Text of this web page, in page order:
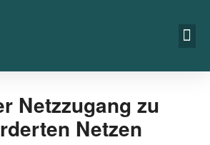
Netzzugang zu
Netzen